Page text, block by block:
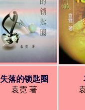
失落的锁匙圈
袁霓 著